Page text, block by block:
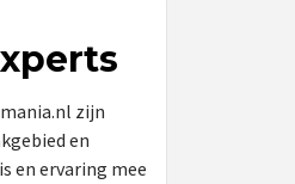
zijn
en
en ervaring mee